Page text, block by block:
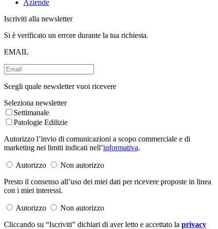
Aziende
Iscriviti alla newsletter
Si è verificato un errore durante la tua richiesta.
EMAIL
Scegli quale newsletter vuoi ricevere
Seleziona newsletter
Settimanale
Patologie Edilizie
Autorizzo l’invio di comunicazioni a scopo commerciale e di
marketing nei limiti indicati nell’informativa.
Autorizzo
Non autorizzo
Presto il consenso all’uso dei miei dati per ricevere proposte in linea
con i miei interessi.
Autorizzo
Non autorizzo
Cliccando su “Iscriviti” dichiari di aver letto e accettato la privacy